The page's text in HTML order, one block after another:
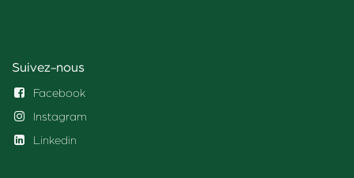
Suivez-nous
Facebook
Instagram
Linkedin